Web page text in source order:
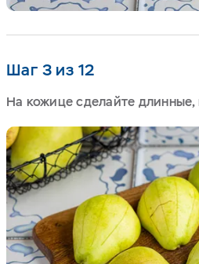
Шаг 3 из 12
На кожице сделайте длинные,